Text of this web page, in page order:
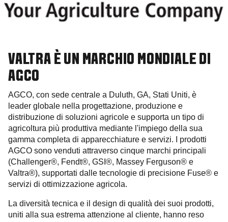
VALTRA È UN MARCHIO MONDIALE DI
AGCO
AGCO, con sede centrale a Duluth, GA, Stati Uniti, è
leader globale nella progettazione, produzione e
distribuzione di soluzioni agricole e supporta un tipo di
agricoltura più produttiva mediante l'impiego della sua
gamma completa di apparecchiature e servizi. I prodotti
AGCO sono venduti attraverso cinque marchi principali
(Challenger®, Fendt®, GSI®, Massey Ferguson® e
Valtra®), supportati dalle tecnologie di precisione Fuse® e
servizi di ottimizzazione agricola.
La diversità tecnica e il design di qualità dei suoi prodotti,
uniti alla sua estrema attenzione al cliente, hanno reso